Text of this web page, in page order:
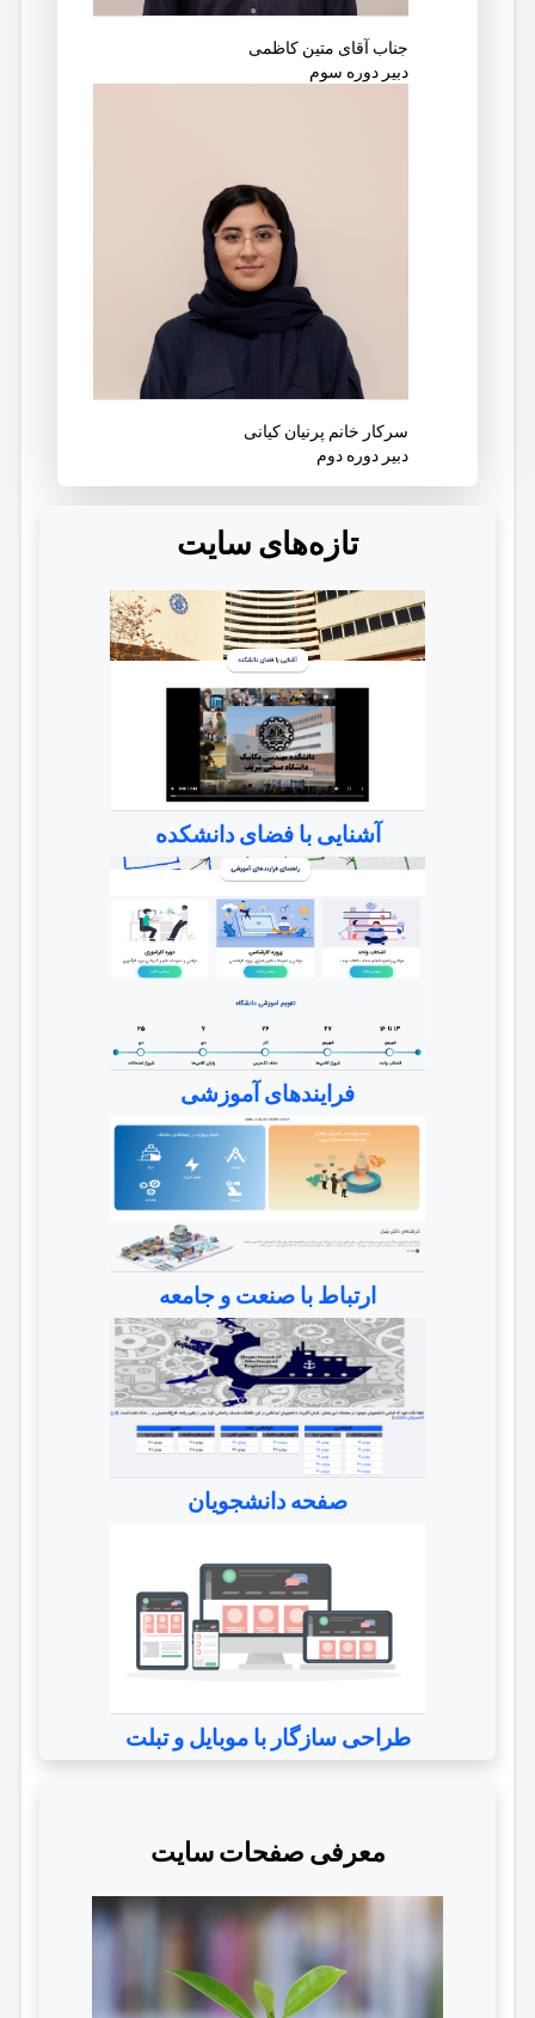
جناب آقای متین کاظمی
دبیر دوره سوم
سرکار خانم پرنیان کیانی
دبیر دوره دوم
تازه‌های سایت
آشنایی با فضای دانشکده
فرایندهای آموزشی
ارتباط با صنعت و جامعه
صفحه دانشجویان
طراحی سازگار با موبایل و تبلت
معرفی صفحات سایت